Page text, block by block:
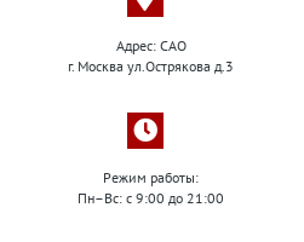
Адрес: САО
г. Москва ул.Острякова д.3
Режим работы:
Пн–Вс: с 9:00 до 21:00